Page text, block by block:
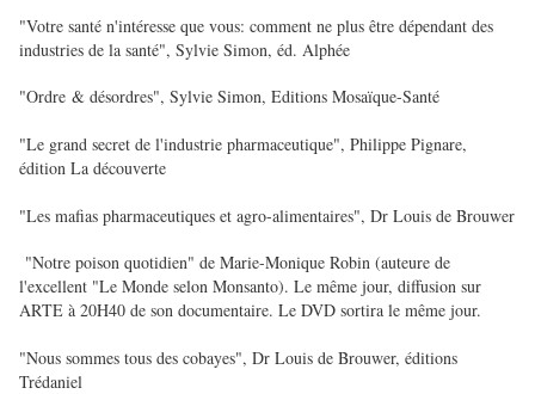
"Votre santé n'intéresse que vous: comment ne plus être dépendant des
industries de la santé", Sylvie Simon, éd. Alphée
"Ordre & désordres", Sylvie Simon, Editions Mosaïque-Santé
"Le grand secret de l'industrie pharmaceutique", Philippe Pignare,
édition La découverte
"Les mafias pharmaceutiques et agro-alimentaires", Dr Louis de Brouwer
"Notre poison quotidien" de Marie-Monique Robin (auteure de
l'excellent "Le Monde selon Monsanto). Le même jour, diffusion sur
ARTE à 20H40 de son documentaire. Le DVD sortira le même jour.
"Nous sommes tous des cobayes", Dr Louis de Brouwer, éditions
Trédaniel